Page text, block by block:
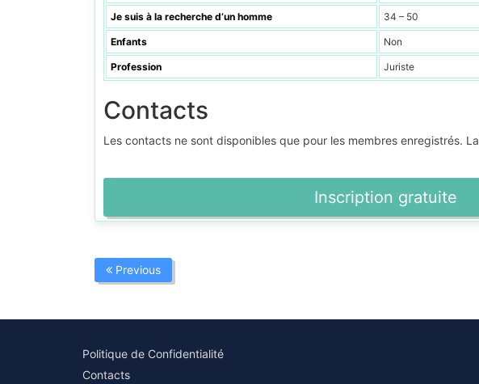
Je suis à la recherche d’un homme 34 – 50
Enfants Non
Profession Juriste
Contacts
Les contacts ne sont disponibles que pour les membres enregistrés.
Inscription gratuite
Previous
Politique de Confidentialité
Contacts